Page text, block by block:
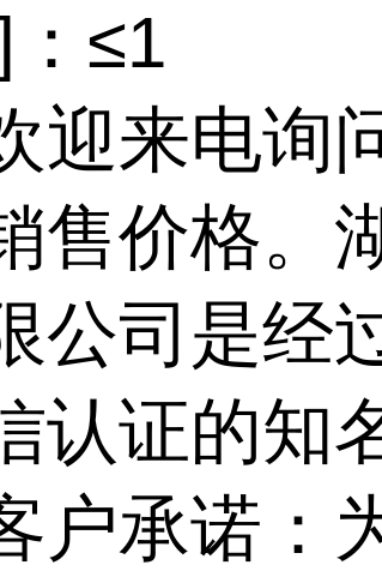
≤1
迎来电询
售价格。
公司是经
认证的知
户承诺：